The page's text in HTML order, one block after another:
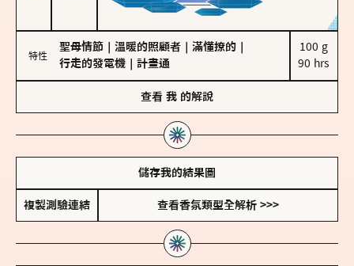
特性
聖母情節 溫暖的照顧者 滿懂撩的
行走的發電機
計畫通
100 g
90 hrs
查看 我 的解說
儲存我的結果圖
複製測驗連結 查看香氛類型全解析 >>>